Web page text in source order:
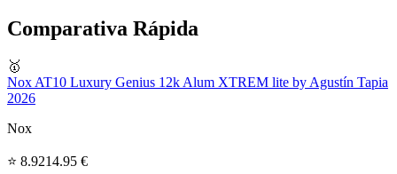
Comparativa Rápida
🥇
Nox AT10 Luxury Genius 12k Alum XTREM lite by Agustín Tapia
2026
Nox
⭐ 8.9214.95 €